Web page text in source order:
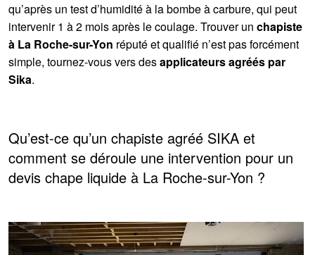
qu’après un test d’humidité à la bombe à carbure, qui peut
intervenir 1 à 2 mois après le coulage. Trouver un chapiste
à La Roche-sur-Yon réputé et qualifié n’est pas forcément
simple, tournez-vous vers desapplicateurs agréés par
Sika.
Qu’est-ce qu’un chapiste agréé SIKA et
comment se déroule une intervention pour un
devis chape liquide à La Roche-sur-Yon ?